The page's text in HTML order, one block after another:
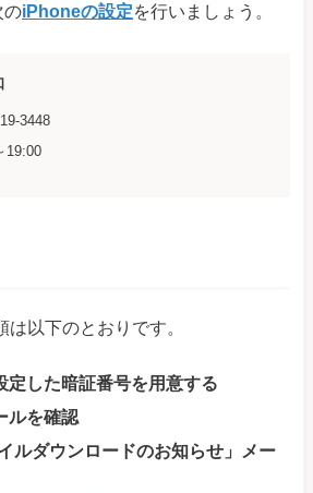
のiPhoneの設定を行いましょう。
3448
19:00
以下のとおりです。
定した暗証番号を用意する
ルを確認
ルダウンロードのお知らせ」メー